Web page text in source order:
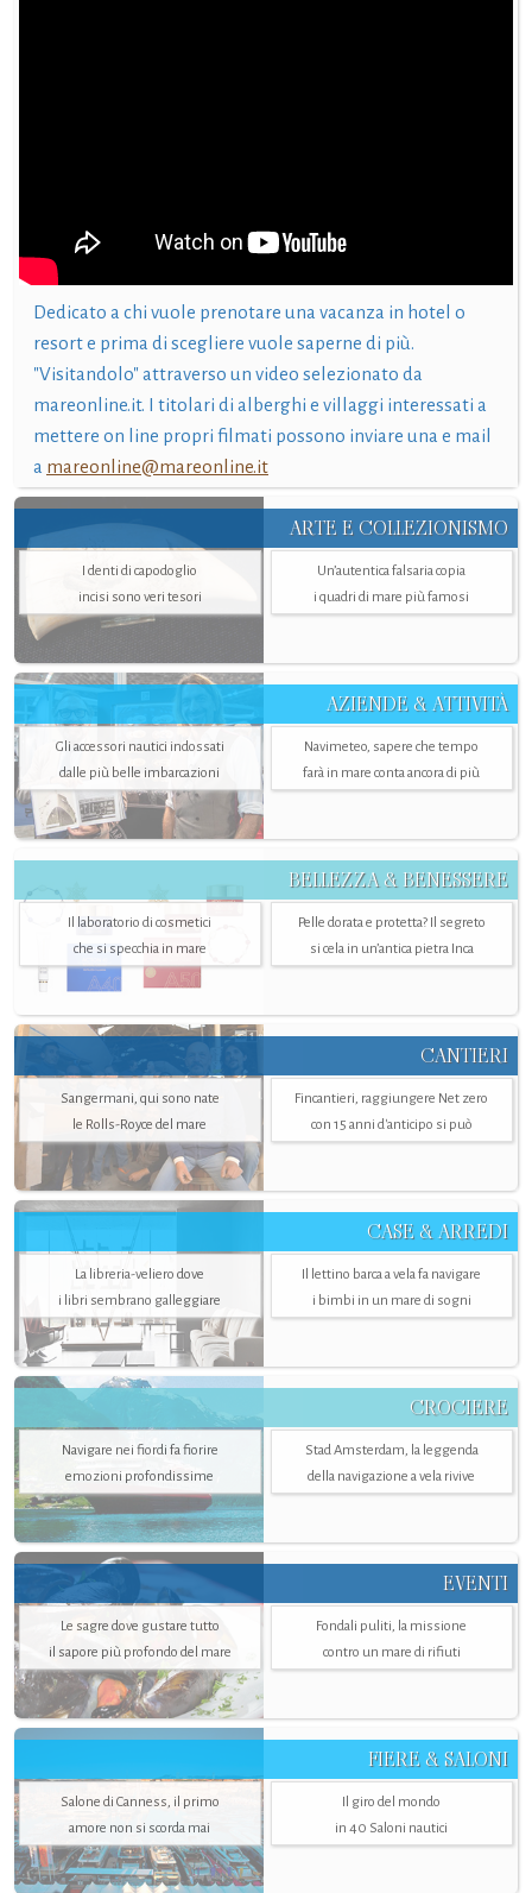
Dedicato a chi vuole prenotare una vacanza in hotel o
resort e prima di scegliere vuole saperne di più.
"Visitandolo" attraverso un video selezionato da
mareonline.it. I titolari di alberghi e villaggi interessati a
mettere on line propri filmati possono inviare una e mail
a mareonline@mareonline.it
ARTE E COLLEZIONISMO
I denti di capodoglio
incisi sono veri tesori
Un’autentica falsaria copia
i quadri di mare più famosi
AZIENDE & ATTIVITÀ
Gli accessori nautici indossati
dalle più belle imbarcazioni
Navimeteo, sapere che tempo
farà in mare conta ancora di più
BELLEZZA & BENESSERE
Il laboratorio di cosmetici
che si specchia in mare
Pelle dorata e protetta? Il segreto
si cela in un’antica pietra Inca
CANTIERI
Sangermani, qui sono nate
le Rolls-Royce del mare
Fincantieri, raggiungere Net zero
con 15 anni d'anticipo si può
CASE & ARREDI
La libreria-veliero dove
i libri sembrano galleggiare
Il lettino barca a vela fa navigare
i bimbi in un mare di sogni
CROCIERE
Navigare nei fiordi fa fiorire
emozioni profondissime
Stad Amsterdam, la leggenda
della navigazione a vela rivive
EVENTI
Le sagre dove gustare tutto
il sapore più profondo del mare
Fondali puliti, la missione
contro un mare di rifiuti
FIERE & SALONI
Salone di Canness, il primo
amore non si scorda mai
Il giro del mondo
in 40 Saloni nautici